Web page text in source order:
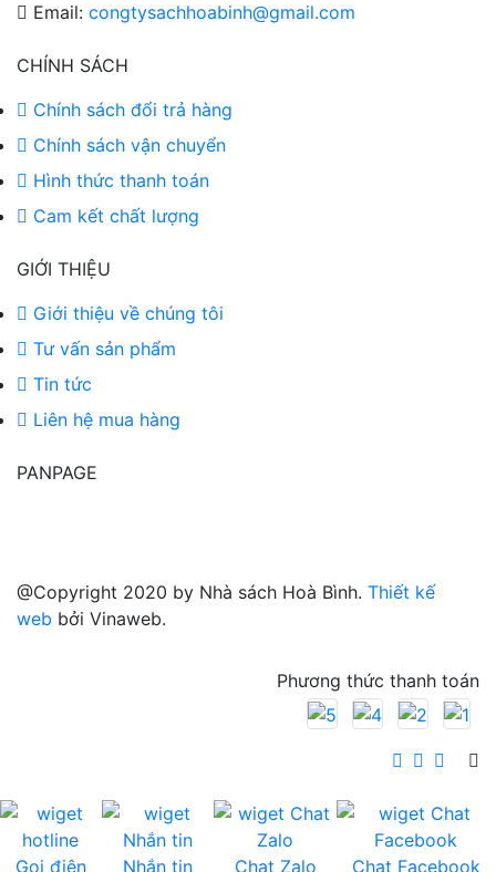
Email: congtysachhoabinh@gmail.com
CHÍNH SÁCH
Chính sách đổi trả hàng
Chính sách vận chuyển
Hình thức thanh toán
Cam kết chất lượng
GIỚI THIỆU
Giới thiệu về chúng tôi
Tư vấn sản phẩm
Tin tức
Liên hệ mua hàng
PANPAGE
@Copyright 2020 by Nhà sách Hoà Bình. Thiết kế
web bởi Vinaweb.
Phương thức thanh toán
Gọi điện Nhắn tin Chat Zalo Chat Facebook